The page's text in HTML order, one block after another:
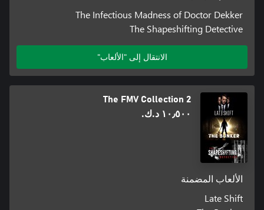
The Infectious Madness of Doctor Dekker
The Shapeshifting Detective
الانتقال إلى "الألعاب"
The FMV Collection 2
١٠٫٥٠٠ د.ك.‏
الألعاب المضمنة
Late Shift